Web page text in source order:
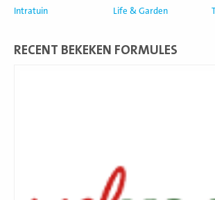
Intratuin Life & Garden
RECENT BEKEKEN FORMULES